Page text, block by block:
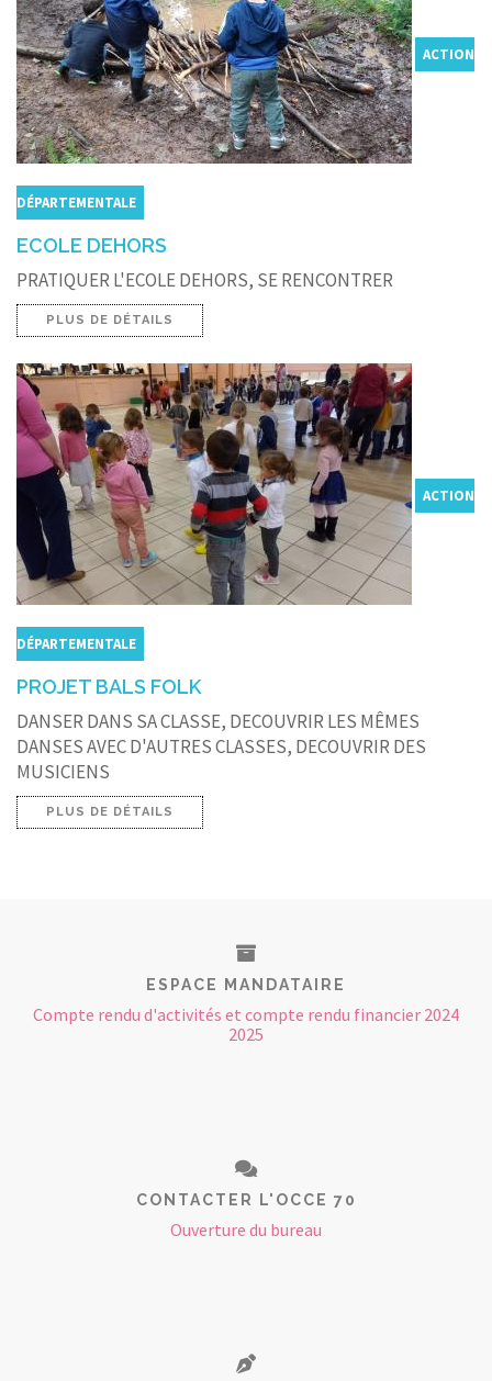
ACTION
DÉPARTEMENTALE
ECOLE DEHORS
PRATIQUER L'ECOLE DEHORS, SE RENCONTRER
PLUS DE DÉTAILS
ACTION
DÉPARTEMENTALE
PROJET BALS FOLK
DANSER DANS SA CLASSE, DECOUVRIR LES MÊMES
DANSES AVEC D'AUTRES CLASSES, DECOUVRIR DES
MUSICIENS
PLUS DE DÉTAILS
ESPACE MANDATAIRE
Compte rendu d'activités et compte rendu financier 2024
2025
CONTACTER L'OCCE 70
Ouverture du bureau